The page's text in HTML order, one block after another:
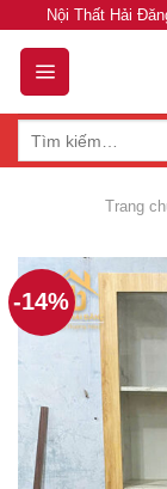
content
Nội Thất Hải
Trang
-14%